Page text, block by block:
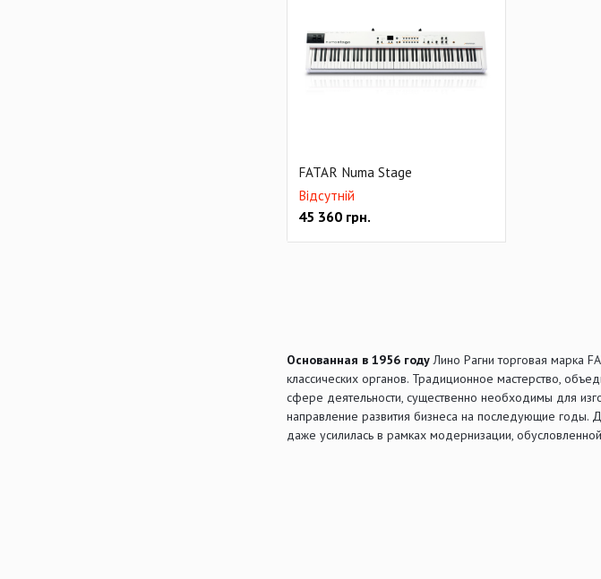
FATAR Numa Stage
Відсутній
45 360 грн.
Основанная в 1956 годуЛино Рагни торговая марка
классических органов. Традиционное мастерство,
сфере деятельности, существенно необходимы для
направление развития бизнеса на последующие годы.
даже усилилась в рамках модернизации,